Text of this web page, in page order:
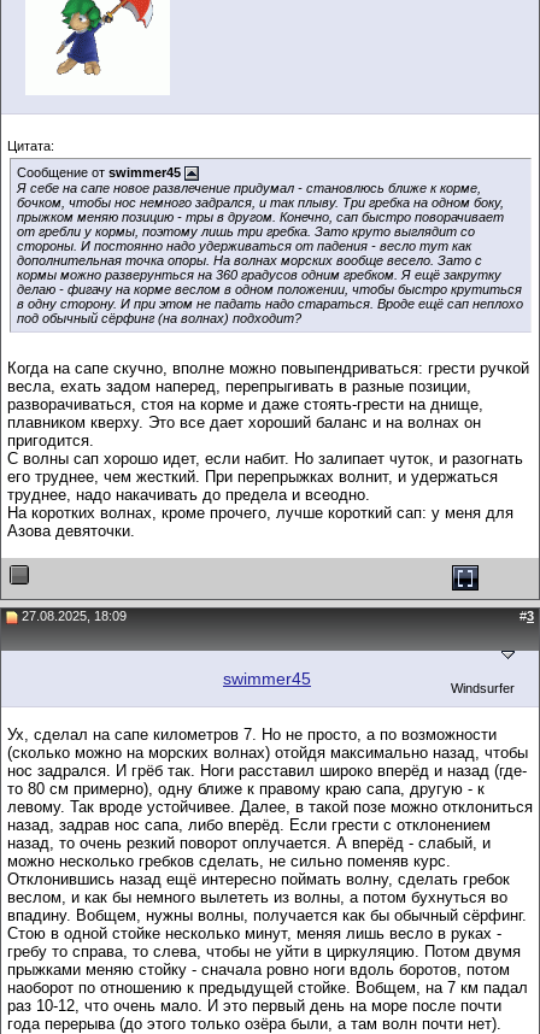
Цитата:
Сообщение от swimmer45
Я себе на сапе новое развлечение придумал - становлюсь ближе к корме,
бочком, чтобы нос немного задрался, и так плыву. Три гребка на одном боку,
прыжком меняю позицию - тры в другом. Конечно, сап быстро поворачивает
от гребли у кормы, поэтому лишь три гребка. Зато круто выглядит со
стороны. И постоянно надо удерживаться от падения - весло тут как
дополнительная точка опоры. На волнах морских вообще весело. Зато с
кормы можно разверунться на 360 градусов одним гребком. Я ещё закрутку
делаю - фигачу на корме веслом в одном положении, чтобы быстро крутиться
в одну сторону. И при этом не падать надо стараться. Вроде ещё сап неплохо
под обычный сёрфинг (на волнах) подходит?
Когда на сапе скучно, вполне можно повыпендриваться: грести ручкой
весла, ехать задом наперед, перепрыгивать в разные позиции,
разворачиваться, стоя на корме и даже стоять-грести на днище,
плавником кверху. Это все дает хороший баланс и на волнах он
пригодится.
С волны сап хорошо идет, если набит. Но залипает чуток, и разогнать
его труднее, чем жесткий. При перепрыжках волнит, и удержаться
труднее, надо накачивать до предела и всеодно.
На коротких волнах, кроме прочего, лучше короткий сап: у меня для
Азова девяточки.
27.08.2025, 18:09 #3
swimmer45 Windsurfer
Ух, сделал на сапе километров 7. Но не просто, а по возможности
(сколько можно на морских волнах) отойдя максимально назад, чтобы
нос задрался. И грёб так. Ноги расставил широко вперёд и назад (где-
то 80 см примерно), одну ближе к правому краю сапа, другую - к
левому. Так вроде устойчивее. Далее, в такой позе можно отклониться
назад, задрав нос сапа, либо вперёд. Если грести с отклонением
назад, то очень резкий поворот оплучается. А вперёд - слабый, и
можно несколько гребков сделать, не сильно поменяв курс.
Отклонившись назад ещё интересно поймать волну, сделать гребок
веслом, и как бы немного вылететь из волны, а потом бухнуться во
впадину. Вобщем, нужны волны, получается как бы обычный сёрфинг.
Стою в одной стойке несколько минут, меняя лишь весло в руках -
гребу то справа, то слева, чтобы не уйти в циркуляцию. Потом двумя
прыжками меняю стойку - сначала ровно ноги вдоль боротов, потом
наоборот по отношению к предыдущей стойке. Вобщем, на 7 км падал
раз 10-12, что очень мало. И это первый день на море после почти
года перерыва (до этого только озёра были, а там волн почти нет).